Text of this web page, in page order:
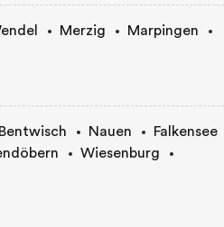
Merzig
Marpingen
Bentwisch Nauen
Falkensee
Wiesenburg